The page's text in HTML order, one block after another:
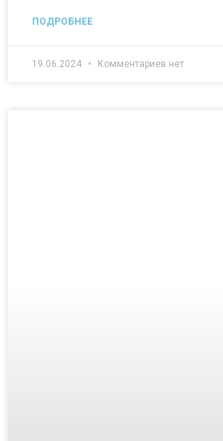
ПОДРОБНЕЕ
19.06.2024 Комментариев нет